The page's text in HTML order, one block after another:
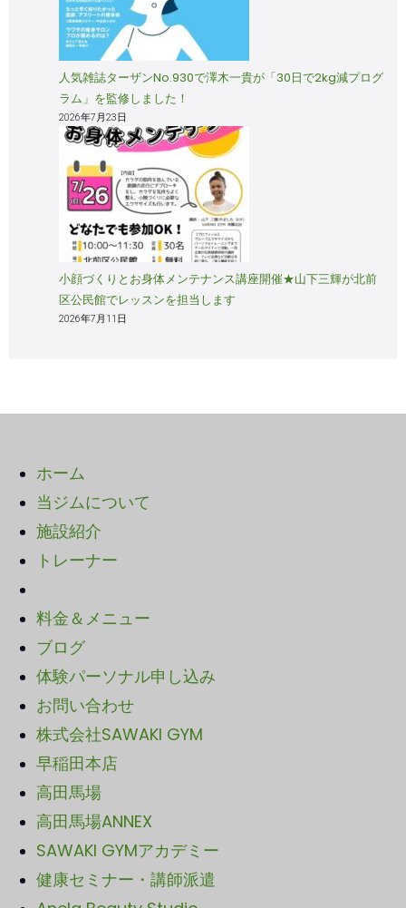
人気雑誌ターザンNo.930で澤木一貴が「30日で2kg減プログ
ラム」を監修しました！
2026年7月23日
小顔づくりとお身体メンテナンス講座開催★山下三輝が北前
区公民館でレッスンを担当します
2026年7月11日
ホーム
当ジムについて
施設紹介
トレーナー
料金＆メニュー
ブログ
体験パーソナル申し込み
お問い合わせ
株式会社SAWAKI GYM
早稲田本店
高田馬場
高田馬場ANNEX
SAWAKI GYMアカデミー
健康セミナー・講師派遣